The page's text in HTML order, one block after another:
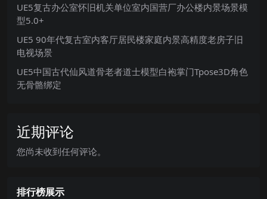
UE5复古办公室怀旧机关单位室内国营厂办公楼内景场景模
型5.0+
UE5 90年代复古室内客厅居民楼家庭内景高精度老房子旧
电视场景
UE5中国古代仙风道骨老者道士模型白袍掌门Tpose3D角色
无骨骼绑定
近期评论
您尚未收到任何评论。
排行榜展示